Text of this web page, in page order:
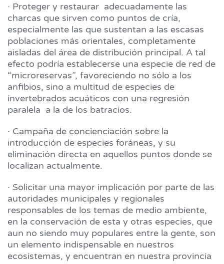
· Proteger y restaurar adecuadamente las
charcas que sirven como puntos de cría,
especialmente las que sustentan a las escasas
poblaciones más orientales, completamente
aisladas del área de distribución principal. A tal
efecto podría establecerse una especie de red de
“microreservas”, favoreciendo no sólo a los
anfibios, sino a multitud de especies de
invertebrados acuáticos con una regresión
paralela a la de los batracios.
· Campaña de concienciación sobre la
introducción de especies foráneas, y su
eliminación directa en aquellos puntos donde se
localizan actualmente.
· Solicitar una mayor implicación por parte de las
autoridades municipales y regionales
responsables de los temas de medio ambiente,
en la conservación de esta y otras especies, que
aun no siendo muy populares entre la gente, son
un elemento indispensable en nuestros
ecosistemas, y encuentran en nuestra provincia